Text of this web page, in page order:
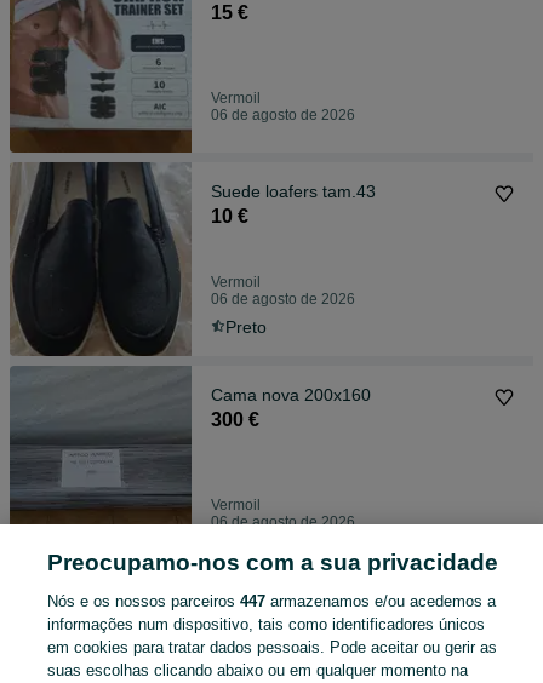
15 €
Vermoil
06 de agosto de 2026
Suede loafers tam.43
10 €
Vermoil
06 de agosto de 2026
Preto
Cama nova 200x160
300 €
Vermoil
06 de agosto de 2026
Bicicleta Quer usada
50 €
Preocupamo-nos com a sua privacidade
Nós e os nossos parceiros 447armazenamos e/ou acedemos a
informações num dispositivo, tais como identificadores únicos
em cookies para tratar dados pessoais. Pode aceitar ou gerir as
suas escolhas clicando abaixo ou em qualquer momento na